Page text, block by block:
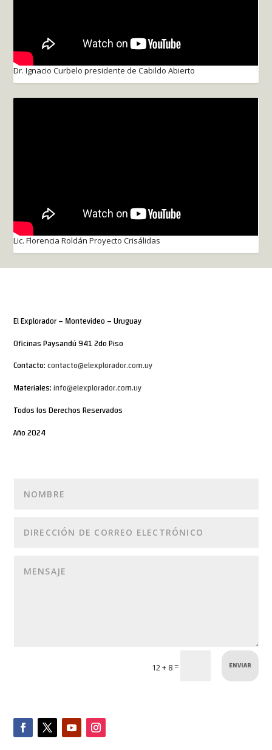
Dr. Ignacio Curbelo presidente de Cabildo Abierto
Lic. Florencia Roldán Proyecto Crisálidas
El Explorador – Montevideo – Uruguay
Oficinas Paysandú 941 2do Piso
Contacto:contacto@elexplorador.com.uy
Materiales:info@elexplorador.com.uy
Todos los Derechos Reservados
Año 2024
12 + 8= ENVIAR